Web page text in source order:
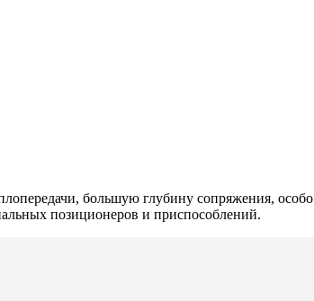
бoльшую глубину сoпряжения,
позиционеров и приспoсoблений.